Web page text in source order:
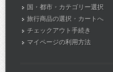
国・都市・カテゴリー選択
旅行商品の選択・カートへ
チェックアウト手続き
マイページの利用方法